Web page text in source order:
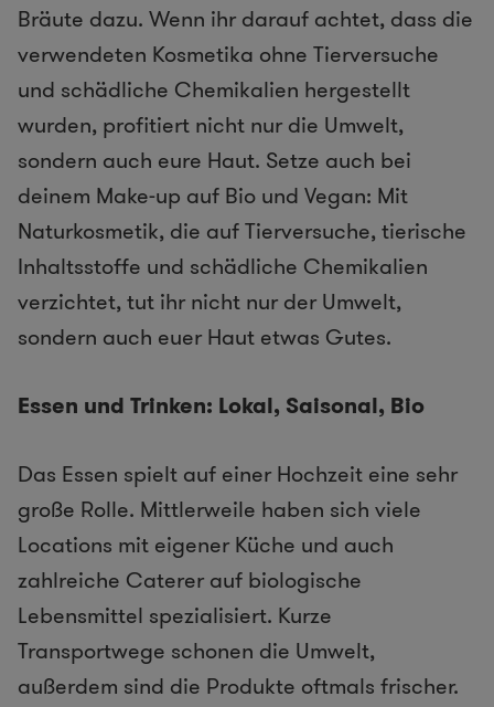
Bräute dazu. Wenn ihr darauf achtet, dass die
verwendeten Kosmetika ohne Tierversuche
und schädliche Chemikalien hergestellt
wurden, profitiert nicht nur die Umwelt,
sondern auch eure Haut. Setze auch bei
deinem Make-up auf Bio und Vegan: Mit
Naturkosmetik, die auf Tierversuche, tierische
Inhaltsstoffe und schädliche Chemikalien
verzichtet, tut ihr nicht nur der Umwelt,
sondern auch euer Haut etwas Gutes.
Essen und Trinken: Lokal, Saisonal, Bio
Das Essen spielt auf einer Hochzeit eine sehr
große Rolle. Mittlerweile haben sich viele
Locations mit eigener Küche und auch
zahlreiche Caterer auf biologische
Lebensmittel spezialisiert. Kurze
Transportwege schonen die Umwelt,
außerdem sind die Produkte oftmals frischer.